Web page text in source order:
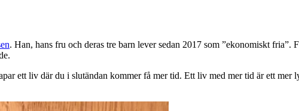
. Han, hans fru och deras tre barn lever sedan 2017 som ”ekonomiskt fria”.
ett liv där du i slutändan kommer få mer tid. Ett liv med mer tid är ett